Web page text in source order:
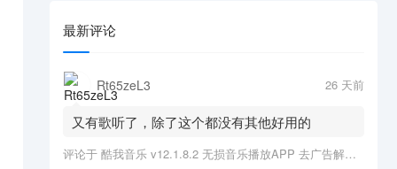
最新评论
Rt65zeL3 26 天前
又有歌听了，除了这个都没有其他好用的
评论于 酷我音乐 v12.1.8.2 无损音乐播放APP 去广告解锁会员版